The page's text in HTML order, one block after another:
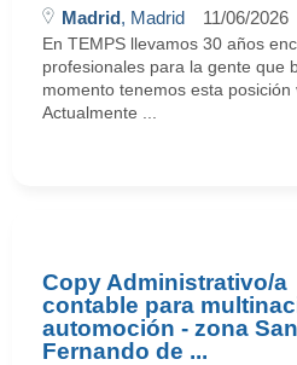
Madrid, Madrid 11/06/2026
En TEMPS llevamos 30 años
profesionales para la gente que
momento tenemos esta
Actualmente ...
Copy Administrativo/a
contable para
automoción - zona San
Fernando de ...